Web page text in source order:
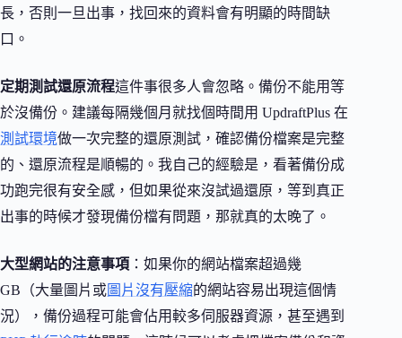
長，否則一旦出事，找回來的資料會有明顯的時間缺
口。
定期測試還原流程這件事很多人會忽略。備份不能用等
於沒備份。建議每隔幾個月就找個時間用 UpdraftPlus 在
測試環境做一次完整的還原測試，確認備份檔案是完整
的、還原流程是順暢的。我自己的經驗是，看著備份成
功跑完很有安全感，但如果從來沒試過還原，等到真正
出事的時候才發現備份檔有問題，那就真的太晚了。
大型網站的注意事項 ：如果你的網站檔案超過幾
GB（大量圖片或圖片沒有壓縮的網站容易出現這個情
況），備份過程可能會佔用較多伺服器資源，甚至遇到